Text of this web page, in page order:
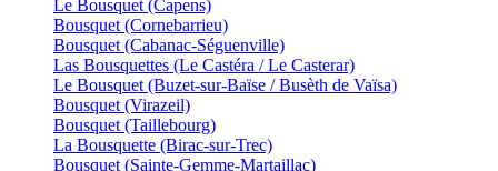
Le Bousquet (Capens)
Bousquet (Cornebarrieu)
Bousquet (Cabanac-Séguenville)
Las Bousquettes (Le Castéra / Le Casterar)
Le Bousquet (Buzet-sur-Baïse / Busèth de Vaïsa)
Bousquet (Virazeil)
Bousquet (Taillebourg)
La Bousquette (Birac-sur-Trec)
Bousquet (Sainte-Gemme-Martaillac)